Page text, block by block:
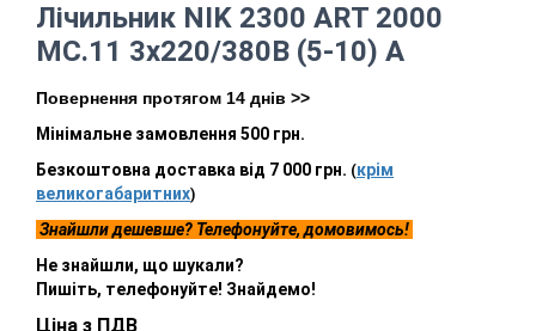
Лічильник NIK 2300 АRT 2000
МС.11 3х220/380В (5-10) A
Повернення протягом 14 днів >>
Мінімальне замовлення 500 грн.
Безкоштовна доставка від 7 000 грн. (крім
великогабаритних)
Знайшли дешевше? Телефонуйте, домовимось!
Не знайшли, що шукали?
Пишіть, телефонуйте! Знайдемо!
Ціна з ПДВ